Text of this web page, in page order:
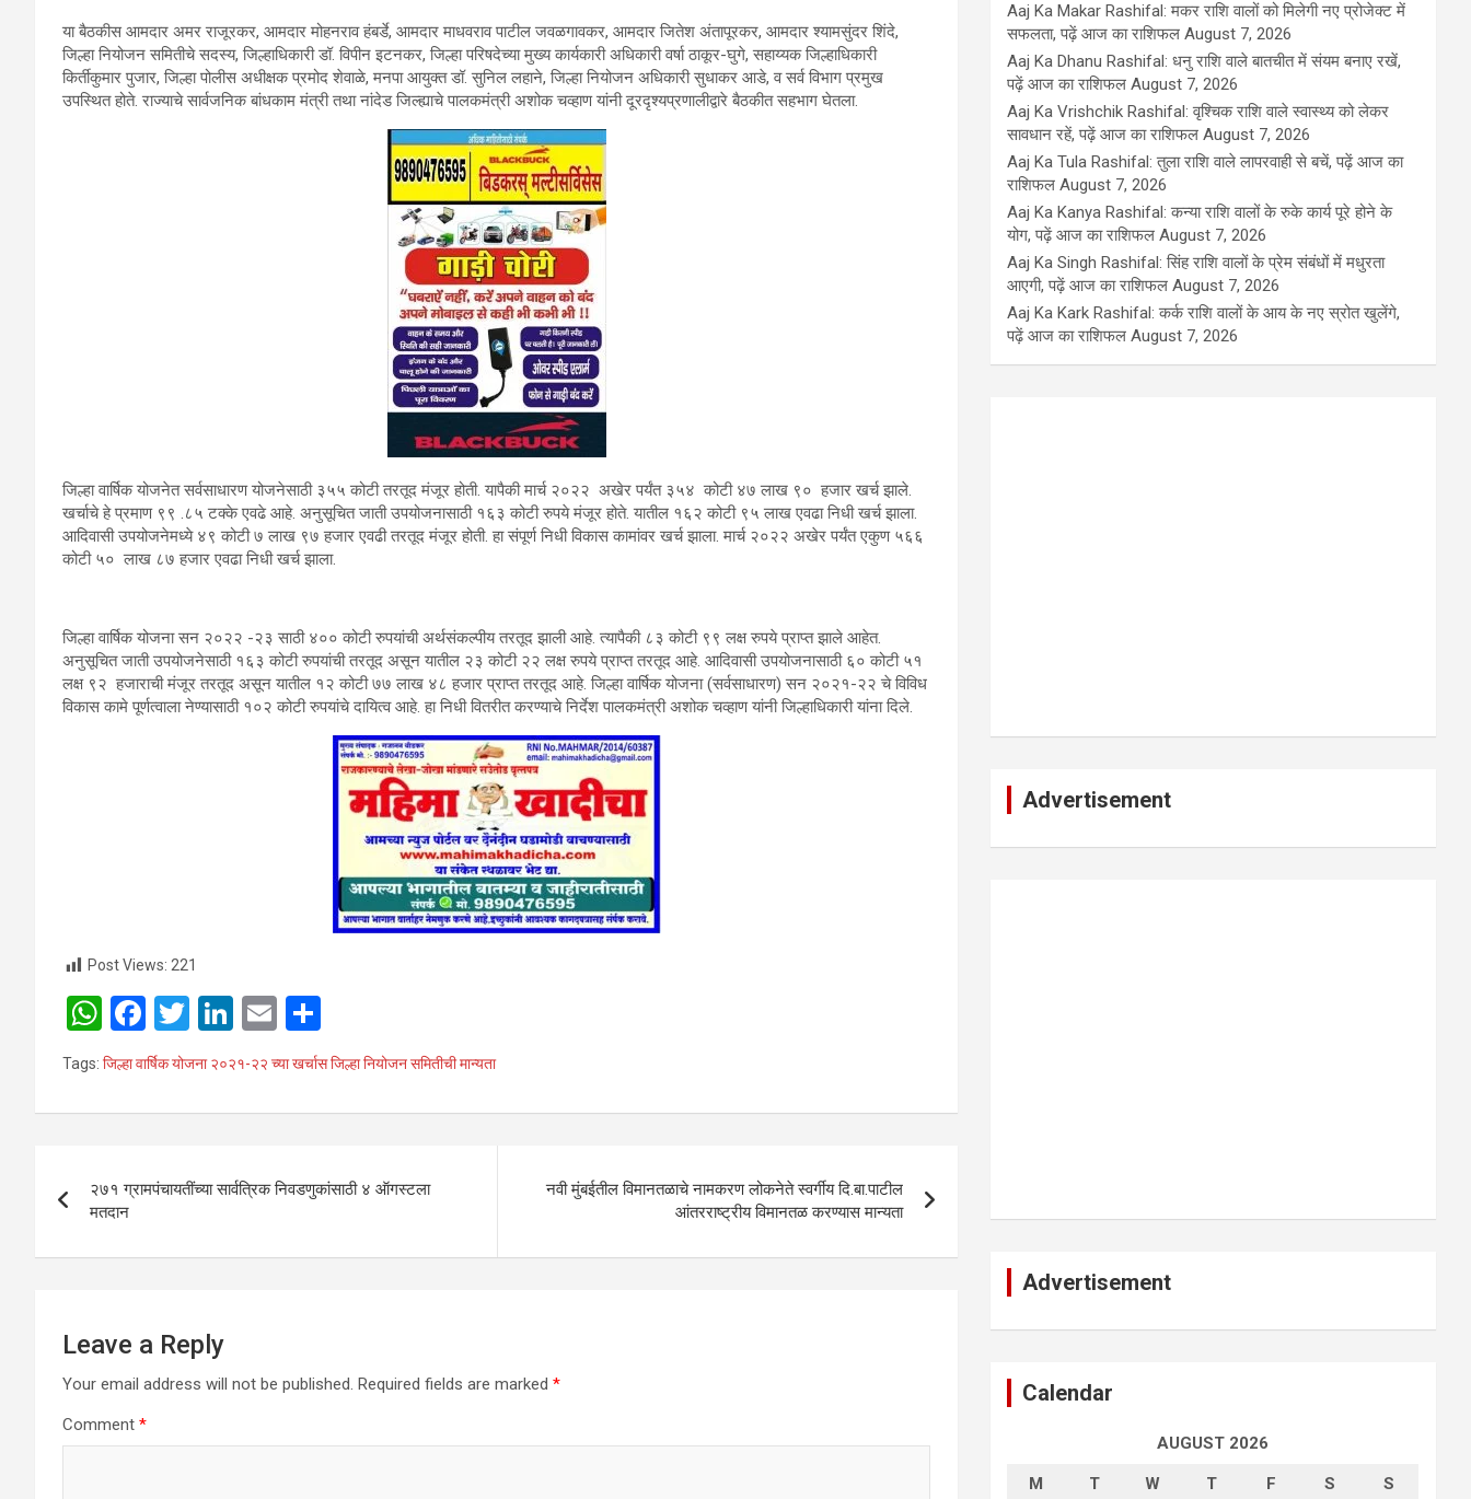
या बैठकीस आमदार अमर राजूरकर, आमदार मोहनराव हंबर्डे, आमदार माधवराव पाटील जवळगावकर, आमदार जितेश अंतापूरकर, आमदार श्यामसुंदर शिंदे,
जिल्हा नियोजन समितीचे सदस्य, जिल्हाधिकारी डॉ. विपीन इटनकर, जिल्हा परिषदेच्या मुख्य कार्यकारी अधिकारी वर्षा ठाकूर-घुगे, सहाय्यक जिल्हाधिकारी
किर्तीकुमार पुजार, जिल्हा पोलीस अधीक्षक प्रमोद शेवाळे, मनपा आयुक्त डॉ. सुनिल लहाने, जिल्हा नियोजन अधिकारी सुधाकर आडे, व सर्व विभाग प्रमुख
उपस्थित होते. राज्याचे सार्वजनिक बांधकाम मंत्री तथा नांदेड जिल्ह्याचे पालकमंत्री अशोक चव्हाण यांनी दूरदृश्यप्रणालीद्वारे बैठकीत सहभाग घेतला.
जिल्हा वार्षिक योजनेत सर्वसाधारण योजनेसाठी ३५५ कोटी तरतूद मंजूर होती. यापैकी मार्च २०२२ अखेर पर्यंत ३५४ कोटी ४७ लाख ९० हजार खर्च झाले.
खर्चाचे हे प्रमाण ९९ .८५ टक्के एवढे आहे. अनुसूचित जाती उपयोजनासाठी १६३ कोटी रुपये मंजूर होते. यातील १६२ कोटी ९५ लाख एवढा निधी खर्च झाला.
आदिवासी उपयोजनेमध्ये ४९ कोटी ७ लाख ९७ हजार एवढी तरतूद मंजूर होती. हा संपूर्ण निधी विकास कामांवर खर्च झाला. मार्च २०२२ अखेर पर्यंत एकुण ५६६
कोटी ५० लाख ८७ हजार एवढा निधी खर्च झाला.
जिल्हा वार्षिक योजना सन २०२२ -२३ साठी ४०० कोटी रुपयांची अर्थसंकल्पीय तरतूद झाली आहे. त्यापैकी ८३ कोटी ९९ लक्ष रुपये प्राप्त झाले आहेत.
अनुसूचित जाती उपयोजनेसाठी १६३ कोटी रुपयांची तरतूद असून यातील २३ कोटी २२ लक्ष रुपये प्राप्त तरतूद आहे. आदिवासी उपयोजनासाठी ६० कोटी ५१
लक्ष ९२ हजाराची मंजूर तरतूद असून यातील १२ कोटी ७७ लाख ४८ हजार प्राप्त तरतूद आहे. जिल्हा वार्षिक योजना (सर्वसाधारण) सन २०२१-२२ चे विविध
विकास कामे पूर्णत्वाला नेण्यासाठी १०२ कोटी रुपयांचे दायित्व आहे. हा निधी वितरीत करण्याचे निर्देश पालकमंत्री अशोक चव्हाण यांनी जिल्हाधिकारी यांना दिले.
Post Views: 221
W
h
at
s
p
p
F
a
ce
b
o
T
wi
tt
er
Li
n
ke
dI
E
m
ail
h
ar
e
Tags: जिल्हा वार्षिक योजना २०२१-२२ च्या खर्चास जिल्हा नियोजन समितीची मान्यता
navigation
२७१ ग्रामपंचायतींच्या सार्वत्रिक निवडणुकांसाठी ४ ऑगस्टला
मतदान
नवी मुंबईतील विमानतळाचे नामकरण लोकनेते स्वर्गीय दि.बा.पाटील
आंतरराष्ट्रीय विमानतळ करण्यास मान्यता
Leave a Reply
Your email address will not be published. Required fields are marked *
Comment *
Aaj Ka Makar Rashifal: मकर राशि वालों को मिलेगी नए प्रोजेक्ट में
सफलता, पढ़ें आज का राशिफल August 7, 2026
Aaj Ka Dhanu Rashifal: धनु राशि वाले बातचीत में संयम बनाए रखें,
पढ़ें आज का राशिफल August 7, 2026
Aaj Ka Vrishchik Rashifal: वृश्चिक राशि वाले स्वास्थ्य को लेकर
सावधान रहें, पढ़ें आज का राशिफल August 7, 2026
Aaj Ka Tula Rashifal: तुला राशि वाले लापरवाही से बचें, पढ़ें आज का
राशिफल August 7, 2026
Aaj Ka Kanya Rashifal: कन्या राशि वालों के रुके कार्य पूरे होने के
योग, पढ़ें आज का राशिफल August 7, 2026
Aaj Ka Singh Rashifal: सिंह राशि वालों के प्रेम संबंधों में मधुरता
आएगी, पढ़ें आज का राशिफल August 7, 2026
Aaj Ka Kark Rashifal: कर्क राशि वालों के आय के नए स्रोत खुलेंगे,
पढ़ें आज का राशिफल August 7, 2026
Advertisement
Advertisement
Calendar
AUGUST 2026
M T W T F S S